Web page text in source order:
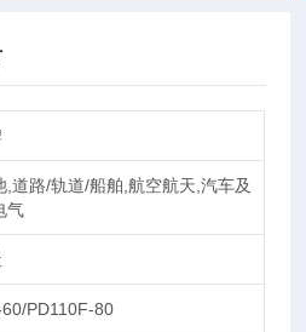
,道路/轨道/船舶,航空航天,汽车及
气
PD110F-80